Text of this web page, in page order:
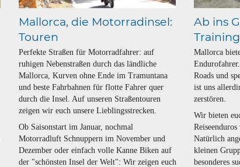
Mallorca, die Motorradinsel:
Touren
Perfekte Straßen für Motorradfahrer: auf
ruhigen Nebenstraßen durch das ländliche
Mallorca, Kurven ohne Ende im Tramuntana
und beste Fahrbahnen für flotte Fahrer quer
durch die Insel. Auf unseren Straßentouren
zeigen wir euch unsere Lieblingsstrecken.
Ob Saisonstart im Januar, nochmal
Motorradluft Schnuppern im November und
Dezember oder einfach volle Kanne Biken auf
der "schönsten Insel der Welt": Wir zeigen euch
Ab ins
Training
Mallorca
Roads und
ist uns
zerstören.
Wir bieten
Natürlich
kleinen
besonderes